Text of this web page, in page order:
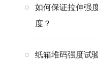
如何保证拉伸强
度？
纸箱堆码强度试